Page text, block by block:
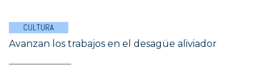
CULTURA
Avanzan los trabajos en el desagüe aliviador